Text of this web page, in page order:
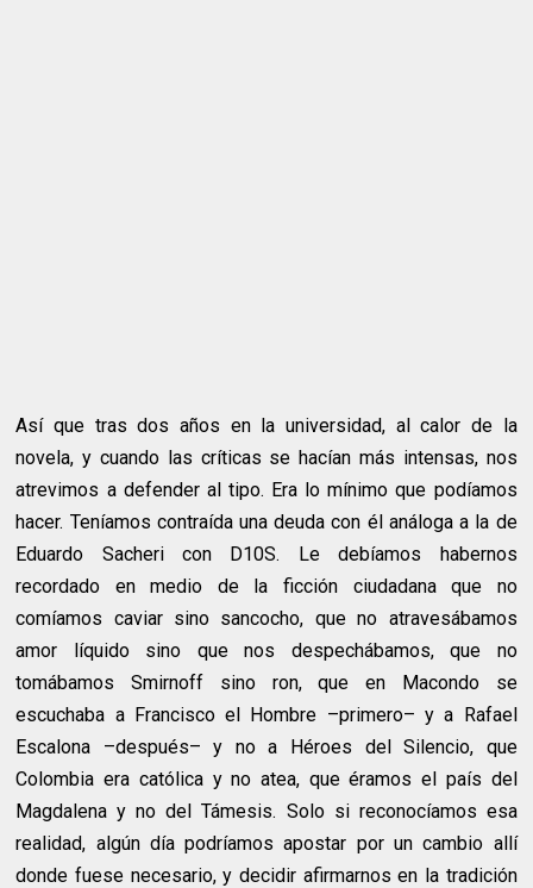
Así que tras dos años en la universidad, al calor de la
novela, y cuando las críticas se hacían más intensas, nos
atrevimos a defender al tipo. Era lo mínimo que podíamos
hacer. Teníamos contraída una deuda con él análoga a la de
Eduardo Sacheri con D10S. Le debíamos habernos
recordado en medio de la ficción ciudadana que no
comíamos caviar sino sancocho, que no atravesábamos
amor líquido sino que nos despechábamos, que no
tomábamos Smirnoff sino ron, que en Macondo se
escuchaba a Francisco el Hombre –primero– y a Rafael
Escalona –después– y no a Héroes del Silencio, que
Colombia era católica y no atea, que éramos el país del
Magdalena y no del Támesis. Solo si reconocíamos esa
realidad, algún día podríamos apostar por un cambio allí
donde fuese necesario, y decidir afirmarnos en la tradición